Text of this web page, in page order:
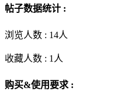
帖子数据统计 :
浏览人数 : 14人
收藏人数 : 1 人
购买&使用要求 :